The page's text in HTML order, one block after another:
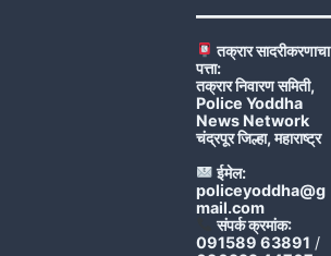
तक्रार सादरीकरणाचा
पत्ता:
तक्रार निवारण समिती,
Police Yoddha
News Network
चंद्रपूर जिल्हा, महाराष्ट्र
ईमेल:
policeyoddha@g
mail.com
संपर्क क्रमांक:
091589 63891 /